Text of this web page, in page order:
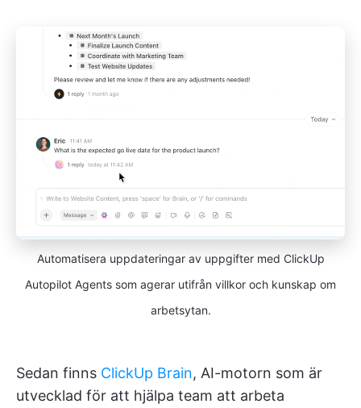
Automatisera uppdateringar av uppgifter med ClickUp
Autopilot Agents som agerar utifrån villkor och kunskap om
arbetsytan.
Sedan finns ClickUp Brain, AI-motorn som är
utvecklad för att hjälpa team att arbeta